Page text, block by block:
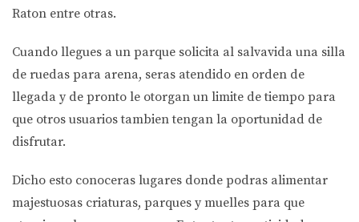
Raton entre otras.
Cuando llegues a un parque solicita al salvavida una silla
de ruedas para arena, seras atendido en orden de
llegada y de pronto le otorgan un limite de tiempo para
que otros usuarios tambien tengan la oportunidad de
disfrutar.
Dicho esto conoceras lugares donde podras alimentar
majestuosas criaturas, parques y muelles para que